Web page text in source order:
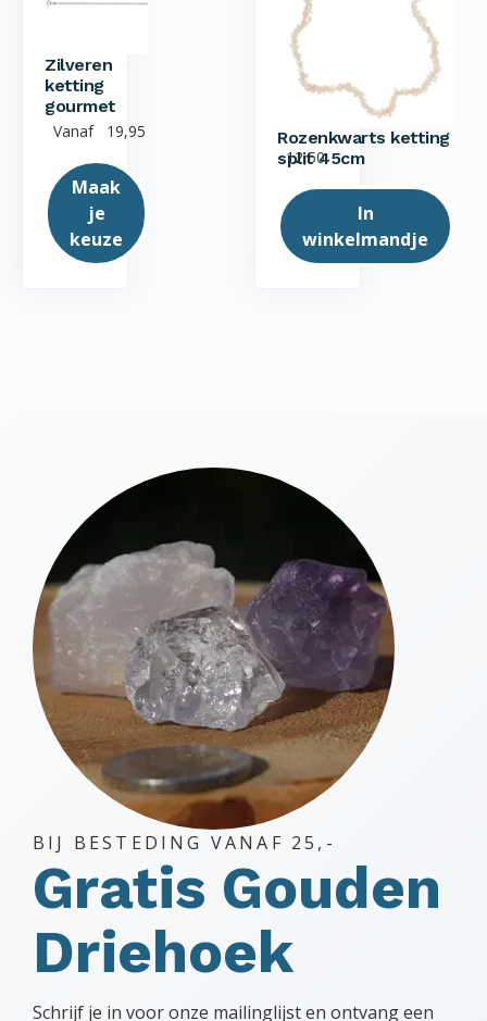
Zilveren
ketting
gourmet
Vanaf
19,95
Maak
je
keuze
gekozen
worden
de
productpagina
Rozenkwarts ketting
split 45cm
12,50
In
winkelmandje
BIJ BESTEDING VANAF 25,-
Gratis Gouden
Driehoek
Schrijf je in voor onze mailinglijst en ontvang een